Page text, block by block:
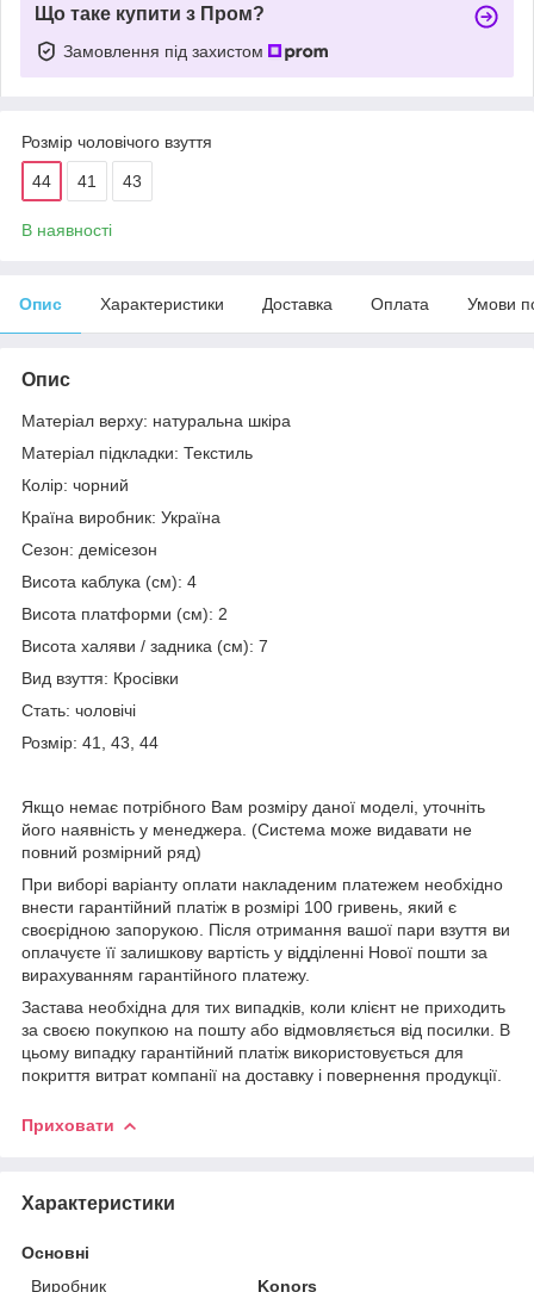
Що таке купити з Пром?
Замовлення під захистом
Розмір чоловічого взуття
44 41 43
В наявності
Опис Характеристики Доставка Оплата Умови
Опис
Матеріал верху: натуральна шкіра
Матеріал підкладки: Текстиль
Колір: чорний
Країна виробник: Україна
Сезон: демісезон
Висота каблука (см): 4
Висота платформи (см): 2
Висота халяви / задника (см): 7
Вид взуття: Кросівки
Стать: чоловічі
Розмір: 41, 43, 44
Якщо немає потрібного Вам розміру даної моделі, уточніть
його наявність у менеджера. (Система може видавати не
повний розмірний ряд)
При виборі варіанту оплати накладеним платежем необхідно
внести гарантійний платіж в розмірі 100 гривень, який є
своєрідною запорукою. Після отримання вашої пари взуття ви
оплачуєте її залишкову вартість у відділенні Нової пошти за
вирахуванням гарантійного платежу.
Застава необхідна для тих випадків, коли клієнт не приходить
за своєю покупкою на пошту або відмовляється від посилки. В
цьому випадку гарантійний платіж використовується для
покриття витрат компанії на доставку і повернення продукції.
Приховати
Характеристики
Основні
Виробник
Konors